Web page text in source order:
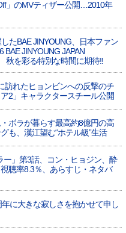
」のMVティザー公開…2010年
たBAE JINYOUNG、日本ファン
JINYOUNG JAPAN
秋を彩る特別な時間に期待!!
訪れたヒョンビンへの反撃のチ
2」キャラクタースチール公開
ボラが暮らす最高約8億円の高
も、漢江望む“ホテル級”生活
」第3話、コン・ヒョジン、酔
聴率8.3％、あらすじ・ネタバ
年に大きな寂しさを抱かせて申し